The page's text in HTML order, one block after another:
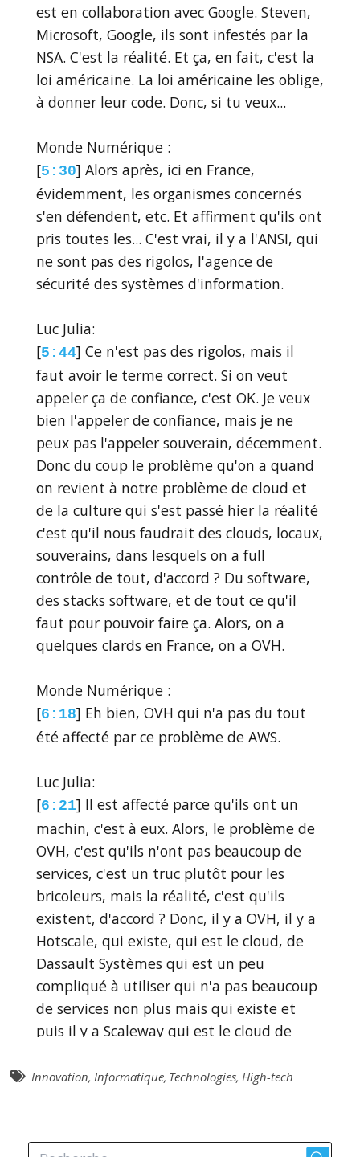
est en collaboration avec Google. Steven,
Microsoft, Google, ils sont infestés par la
NSA. C'est la réalité. Et ça, en fait, c'est la
loi américaine. La loi américaine les oblige,
à donner leur code. Donc, si tu veux...
Monde Numérique :
[5:30] Alors après, ici en France,
évidemment, les organismes concernés
s'en défendent, etc. Et affirment qu'ils ont
pris toutes les... C'est vrai, il y a l'ANSI, qui
ne sont pas des rigolos, l'agence de
sécurité des systèmes d'information.
Luc Julia:
[5:44] Ce n'est pas des rigolos, mais il
faut avoir le terme correct. Si on veut
appeler ça de confiance, c'est OK. Je veux
bien l'appeler de confiance, mais je ne
peux pas l'appeler souverain, décemment.
Donc du coup le problème qu'on a quand
on revient à notre problème de cloud et
de la culture qui s'est passé hier la réalité
c'est qu'il nous faudrait des clouds, locaux,
souverains, dans lesquels on a full
contrôle de tout, d'accord ? Du software,
des stacks software, et de tout ce qu'il
faut pour pouvoir faire ça. Alors, on a
quelques clards en France, on a OVH.
Monde Numérique :
[6:18] Eh bien, OVH qui n'a pas du tout
été affecté par ce problème de AWS.
Luc Julia:
[6:21] Il est affecté parce qu'ils ont un
machin, c'est à eux. Alors, le problème de
OVH, c'est qu'ils n'ont pas beaucoup de
services, c'est un truc plutôt pour les
bricoleurs, mais la réalité, c'est qu'ils
existent, d'accord ? Donc, il y a OVH, il y a
Hotscale, qui existe, qui est le cloud, de
Dassault Systèmes qui est un peu
compliqué à utiliser qui n'a pas beaucoup
de services non plus mais qui existe et
puis il y a Scaleway qui est le cloud de
pourquoi je n'utilise pas d'ailleurs
hier.
Innovation, Informatique, Technologies, High-tech